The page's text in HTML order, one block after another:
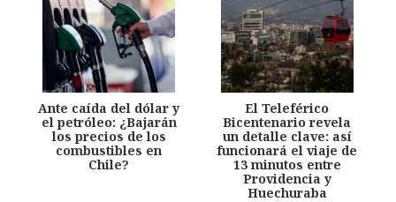
Ante caída del dólar y
el petróleo: ¿Bajarán
los precios de los
combustibles en
Chile?
El Teleférico
Bicentenario revela
un detalle clave: así
funcionará el viaje de
13 minutos entre
Providencia y
Huechuraba